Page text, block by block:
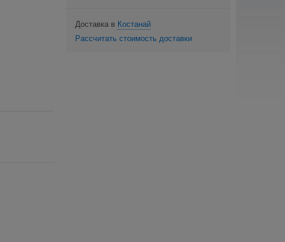
Доставка в Костанай
Рассчитать стоимость доставки